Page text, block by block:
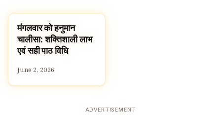
पूजा, श्लोक और मंत्र
मंगलवार को हनुमान
चालीसा: शक्तिशाली लाभ
एवं सही पाठ विधि
June 2, 2026
ADVERTISEMENT